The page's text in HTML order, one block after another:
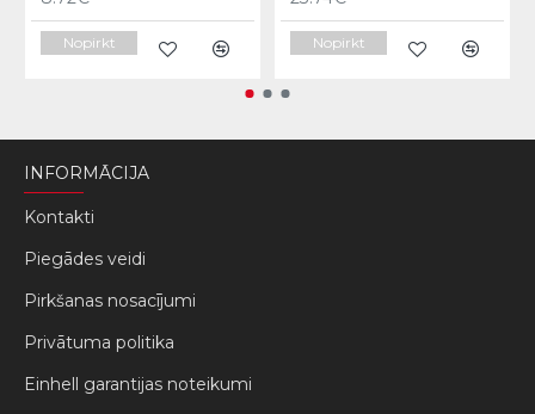
Nopirkt Nopirkt
INFORMĀCIJA
Kontakti
Piegādes veidi
Pirkšanas nosacījumi
Privātuma politika
Einhell garantijas noteikumi